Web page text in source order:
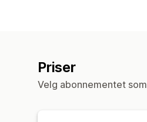
Priser
Velg abonnementet